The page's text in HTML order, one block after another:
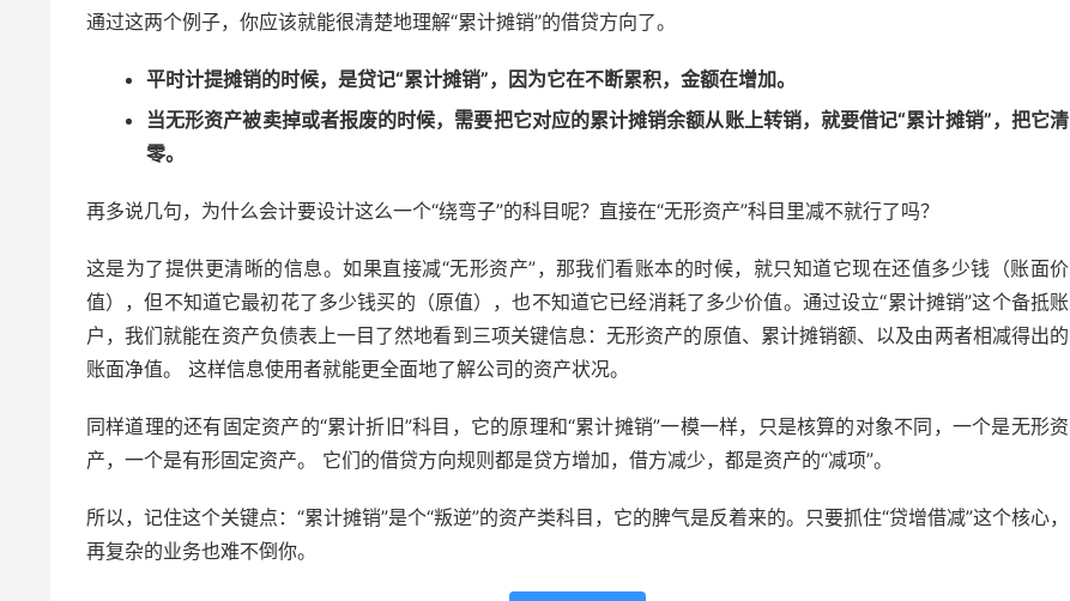
通过这两个例子，你应该就能很清楚地理解“累计摊销”的借贷方向了。
平时计提摊销的时候，是贷记“累计摊销”，因为它在不断累积，金额在增加。
当无形资产被卖掉或者报废的时候，需要把它对应的累计摊销余额从账上转销，就要借记“累计摊销”，把它清
零。
再多说几句，为什么会计要设计这么一个“绕弯子”的科目呢？直接在“无形资产”科目里减不就行了吗？
这是为了提供更清晰的信息。如果直接减“无形资产”，那我们看账本的时候，就只知道它现在还值多少钱（账面价
值），但不知道它最初花了多少钱买的（原值），也不知道它已经消耗了多少价值。通过设立“累计摊销”这个备抵账
户，我们就能在资产负债表上一目了然地看到三项关键信息：无形资产的原值、累计摊销额、以及由两者相减得出的
账面净值。 这样信息使用者就能更全面地了解公司的资产状况。
同样道理的还有固定资产的“累计折旧”科目，它的原理和“累计摊销”一模一样，只是核算的对象不同，一个是无形资
产，一个是有形固定资产。 它们的借贷方向规则都是贷方增加，借方减少，都是资产的“减项”。
所以，记住这个关键点：“累计摊销”是个“叛逆”的资产类科目，它的脾气是反着来的。只要抓住“贷增借减”这个核心，
再复杂的业务也难不倒你。